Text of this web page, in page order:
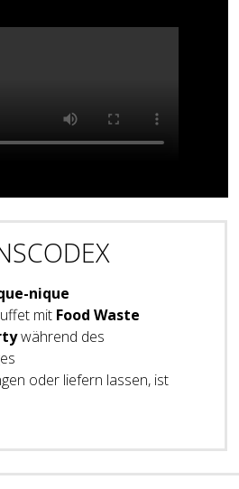
nique
mit Food Waste
während des
oder liefern lassen, ist